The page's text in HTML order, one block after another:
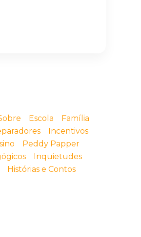
Escola
Família
Incentivos
Peddy Papper
Inquietudes
Histórias e Contos